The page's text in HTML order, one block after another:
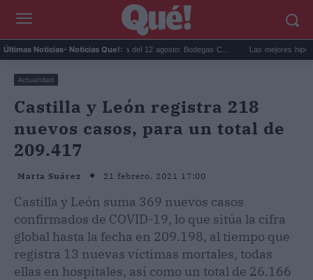
Últimas Noticias- Noticias Que!:
Eclipse solar en Cariñena del 12 agosto: Bodegas C... Las mejores hipotecas de
Actualidad
Castilla y León registra 218
nuevos casos, para un total de
209.417
Marta Suárez 21 febrero, 2021 17:00
Castilla y León suma 369 nuevos casos
confirmados de COVID-19, lo que sitúa la cifra
global hasta la fecha en 209.198, al tiempo que
registra 13 nuevas víctimas mortales, todas
ellas en hospitales, así como un total de 26.166